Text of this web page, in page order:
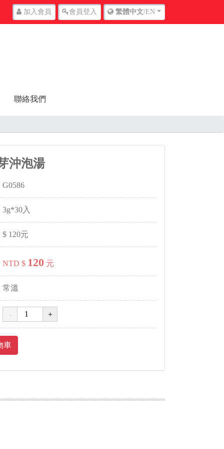
加入會員 會員登入 繁體中文/EN
聯絡我們
沖泡湯
G0586
3g*30入
$ 120元
NTD $ 120 元
常溫
車